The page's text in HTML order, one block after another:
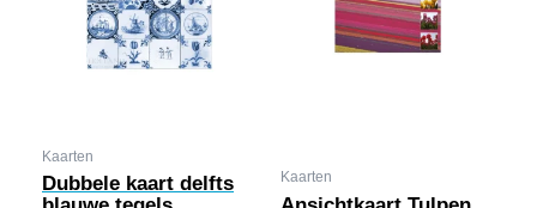
Kaarten
Dubbele kaart delfts
Kaarten